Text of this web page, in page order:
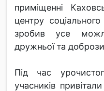
приміщенні
центру
зробив усе
дружньої та
Під час
учасників